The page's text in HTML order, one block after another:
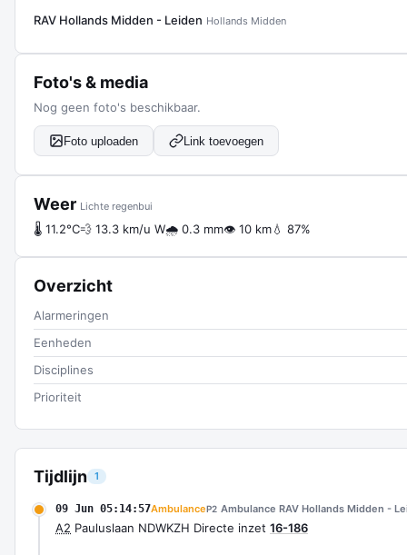
Tijdlijn 1
09 Jun 05:14:57AmbulanceP2 Ambulance RAV Hollands Midden -
A2 Pauluslaan NDWKZH Directe inzet 16-186
RAV Hollands Midden - Leiden Hollands Midden
Foto's & media
Nog geen foto's beschikbaar.
Foto uploaden Link toevoegen
Weer Lichte regenbui
🌡 11.2°C💨 13.3 km/u W🌧 0.3 mm👁 10 km💧 87%
Overzicht
Alarmeringen
Eenheden
Disciplines
Prioriteit